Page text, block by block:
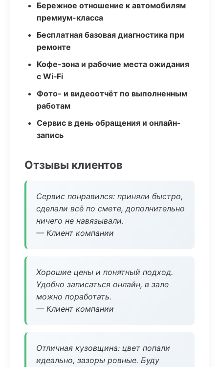
Бережное отношение к автомобилям
премиум-класса
Бесплатная базовая диагностика при
ремонте
Кофе-зона и рабочие места ожидания
с Wi‑Fi
Фото- и видеоотчёт по выполненным
работам
Сервис в день обращения и онлайн-
запись
Отзывы клиентов
Сервис понравился: приняли быстро,
сделали всё по смете, дополнительно
ничего не навязывали.
— Клиент компании
Хорошие цены и понятный подход.
Удобно записаться онлайн, в зале
можно поработать.
— Клиент компании
Отличная кузовщина: цвет попали
идеально, зазоры ровные. Буду